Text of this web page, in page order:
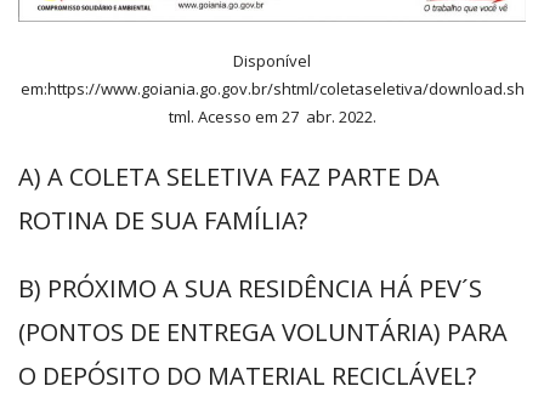
Disponível
em:https://www.goiania.go.gov.br/shtml/coletaseletiva/download.sh
tml. Acesso em 27 abr. 2022.
A) A COLETA SELETIVA FAZ PARTE DA
ROTINA DE SUA FAMÍLIA?
B) PRÓXIMO A SUA RESIDÊNCIA HÁ PEV´S
(PONTOS DE ENTREGA VOLUNTÁRIA) PARA
O DEPÓSITO DO MATERIAL RECICLÁVEL?